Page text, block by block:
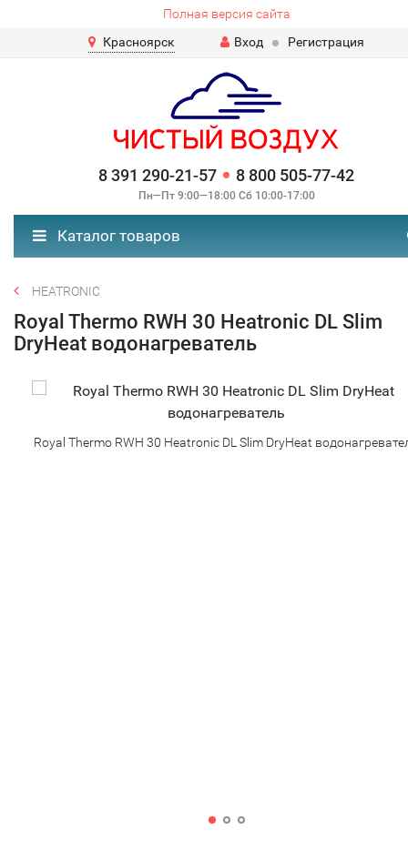
Полная версия сайта
Красноярск
Вход Регистрация
8 391 290-21-57 8 800 505-77-42
Пн—Пт 9:00—18:00 Сб 10:00-17:00
Каталог товаров
HEATRONIC
Royal Thermo RWH 30 Heatronic DL Slim
DryHeat водонагреватель
Royal Thermo RWH 30 Heatronic DL Slim DryHeat